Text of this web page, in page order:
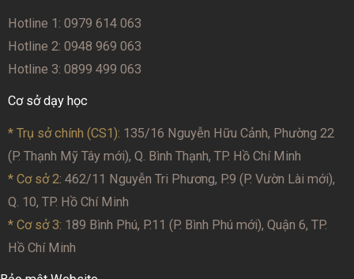
Hotline 1: 0979 614 063
Hotline 2: 0948 969 063
Hotline 3: 0899 499 063
Cơ sở dạy học
* Trụ sở chính (CS1): 135/16 Nguyễn Hữu Cảnh, Phường 22
(P. Thạnh Mỹ Tây mới), Q. Bình Thạnh, TP. Hồ Chí Minh
* Cơ sở 2: 462/11 Nguyễn Tri Phương, P.9 (P. Vườn Lài mới),
Q. 10, TP. Hồ Chí Minh
* Cơ sở 3: 189 Bình Phú, P.11 (P. Bình Phú mới), Quận 6, TP.
Hồ Chí Minh